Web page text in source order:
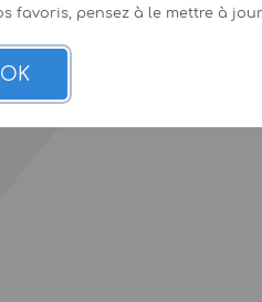
favoris, pensez à le mettre à
OK